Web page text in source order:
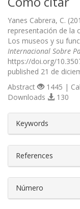
Yanes Cabrera, C.
representación de la
Los museos y su
Internacional Sobre
https://doi.org/
published 21 de
Abstract
1445 |
Downloads
130
Keywords
References
Número